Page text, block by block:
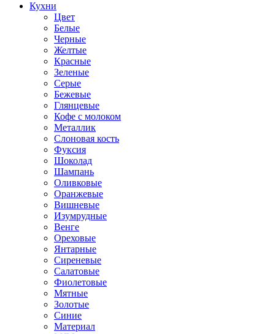
Кухни
Цвет
Белые
Черные
Желтые
Красные
Зеленые
Серые
Бежевые
Глянцевые
Кофе с молоком
Металлик
Слоновая кость
Фуксия
Шоколад
Шампань
Оливковые
Оранжевые
Вишневые
Изумрудные
Венге
Ореховые
Янтарные
Сиреневые
Салатовые
Фиолетовые
Мятные
Золотые
Синие
Материал